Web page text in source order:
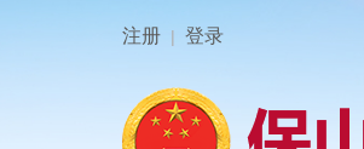
注册 | 登录